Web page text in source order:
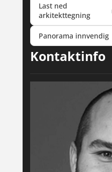
Last ned
arkitekttegning
Panorama innvendig
Kontaktinfo